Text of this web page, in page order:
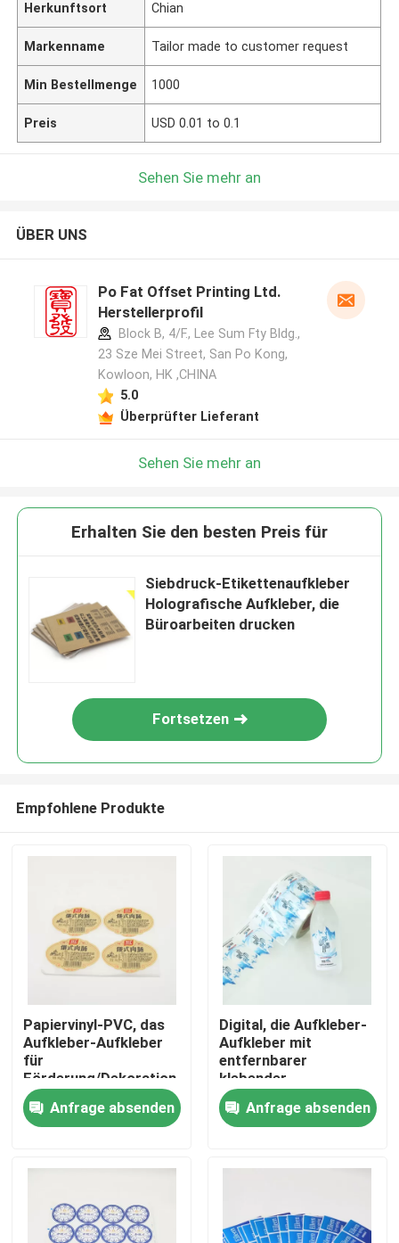
Haus
Über uns
Herkunftsort Chian
Markenname Tailor made to customer request
Min Bestellmenge 1000
Preis USD 0.01 to 0.1
Sehen Sie mehr an
ÜBER UNS
Po Fat Offset Printing Ltd.
Herstellerprofil
Block B, 4/F., Lee Sum Fty Bldg.,
23 Sze Mei Street, San Po Kong,
Kowloon, HK ,CHINA
5.0
Überprüfter Lieferant
Sehen Sie mehr an
Erhalten Sie den besten Preis für
Siebdruck-Etikettenaufkleber
Holografische Aufkleber, die
Büroarbeiten drucken
Fortsetzen
Empfohlene Produkte
Papiervinyl-PVC, das
Aufkleber-Aufkleber
für
Förderung/Dekoration
druckt
Anfrage absenden
Digital, die Aufkleber-
Aufkleber mit
entfernbarer
klebender
kundengebundener
Größe drucken
Anfrage absenden